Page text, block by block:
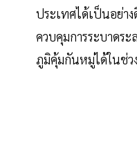
ประเทศได้เป็นอย่า
ควบคุมการระบาดร
ภูมิคุ้มกันหมู่ได้ในช่ว